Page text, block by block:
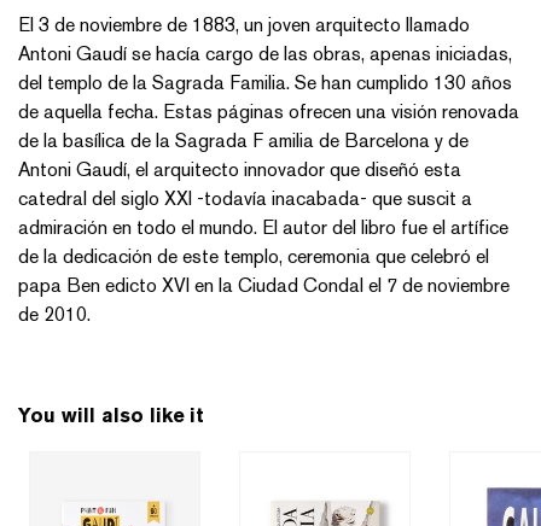
El 3 de noviembre de 1883, un joven arquitecto llamado
Antoni Gaudí se hacía cargo de las obras, apenas iniciadas,
del templo de la Sagrada Familia. Se han cumplido 130 años
de aquella fecha. Estas páginas ofrecen una visión renovada
de la basílica de la Sagrada F amilia de Barcelona y de
Antoni Gaudí, el arquitecto innovador que diseñó esta
catedral del siglo XXI -todavía inacabada- que suscit a
admiración en todo el mundo. El autor del libro fue el artífice
de la dedicación de este templo, ceremonia que celebró el
papa Ben edicto XVI en la Ciudad Condal el 7 de noviembre
de 2010.
You will also like it